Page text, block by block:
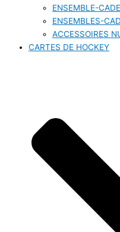
ENSEMBLE-
ENSEMBLES-
ACCESSOIRES
CARTES DE HOCKEY